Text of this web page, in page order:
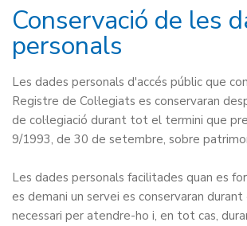
Conservació de les
personals
Les dades personals d'accés públic que
Registre de Col·legiats es conservaran
de col·legiació durant tot el termini que
9/1993, de 30 de setembre, sobre
Les dades personals facilitades quan es
es demani un servei es conservaran
necessari per atendre-ho i, en tot cas,